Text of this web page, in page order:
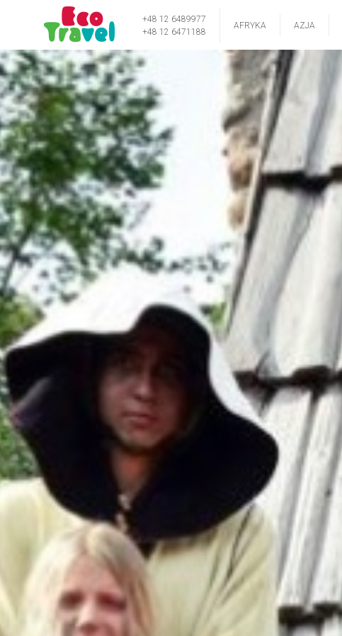
+48 12 6489977
+48 12 6471188
AFRYKA AZJA